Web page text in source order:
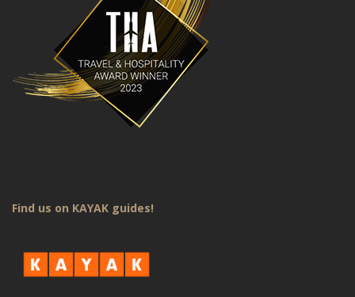
Find us on KAYAK guides!